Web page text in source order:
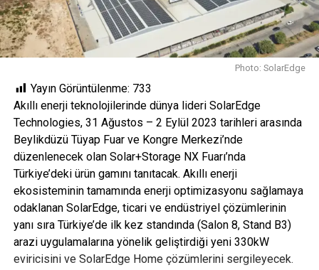
Photo: SolarEdge
Yayın Görüntülenme: 733
Akıllı enerji teknolojilerinde dünya lideri SolarEdge
Technologies, 31 Ağustos – 2 Eylül 2023 tarihleri arasında
Beylikdüzü Tüyap Fuar ve Kongre Merkezi’nde
düzenlenecek olan Solar+Storage NX Fuarı’nda
Türkiye’deki ürün gamını tanıtacak. Akıllı enerji
ekosisteminin tamamında enerji optimizasyonu sağlamaya
odaklanan SolarEdge, ticari ve endüstriyel çözümlerinin
yanı sıra Türkiye’de ilk kez standında (Salon 8, Stand B3)
arazi uygulamalarına yönelik geliştirdiği yeni 330kW
eviricisini ve SolarEdge Home çözümlerini sergileyecek.